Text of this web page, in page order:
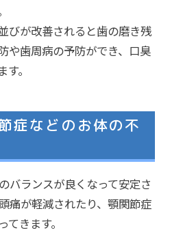
びが改善されると歯の磨き残
や歯周病の予防ができ、口臭
。
症などのお体の不
バランスが良くなって安定さ
痛が軽減されたり、顎関節症
きます。